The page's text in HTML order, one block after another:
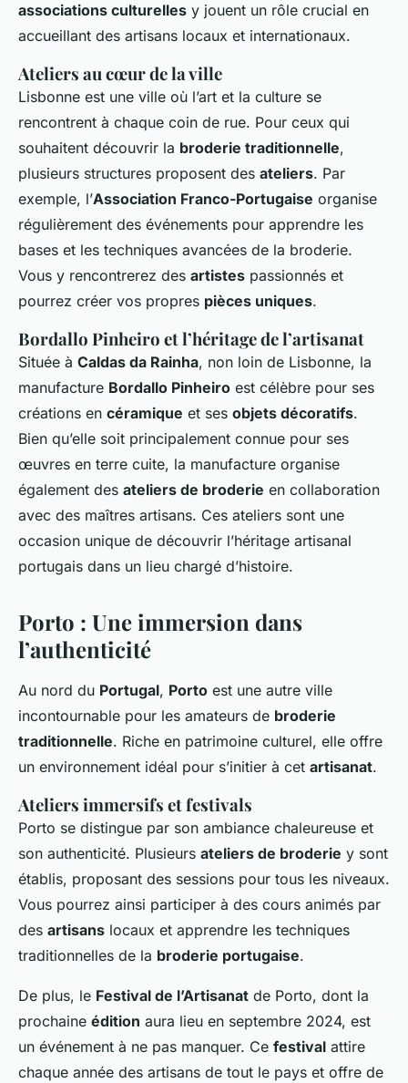
associations culturelles y jouent un rôle crucial en
accueillant des artisans locaux et internationaux.
Ateliers au cœur de la ville
Lisbonne est une ville où l’art et la culture se
rencontrent à chaque coin de rue. Pour ceux qui
souhaitent découvrir la broderie traditionnelle,
plusieurs structures proposent des ateliers. Par
exemple, l’Association Franco-Portugaise organise
régulièrement des événements pour apprendre les
bases et les techniques avancées de la broderie.
Vous y rencontrerez des artistes passionnés et
pourrez créer vos propres pièces uniques.
Bordallo Pinheiro et l’héritage de l’artisanat
Située à Caldas da Rainha, non loin de Lisbonne, la
manufacture Bordallo Pinheiro est célèbre pour ses
créations en céramique et ses objets décoratifs.
Bien qu’elle soit principalement connue pour ses
œuvres en terre cuite, la manufacture organise
également des ateliers de broderie en collaboration
avec des maîtres artisans. Ces ateliers sont une
occasion unique de découvrir l’héritage artisanal
portugais dans un lieu chargé d’histoire.
Porto : Une immersion dans
l’authenticité
Au nord du Portugal, Porto est une autre ville
incontournable pour les amateurs de broderie
traditionnelle. Riche en patrimoine culturel, elle offre
un environnement idéal pour s’initier à cet artisanat.
Ateliers immersifs et festivals
Porto se distingue par son ambiance chaleureuse et
son authenticité. Plusieurs ateliers de broderie y sont
établis, proposant des sessions pour tous les niveaux.
Vous pourrez ainsi participer à des cours animés par
des artisans locaux et apprendre les techniques
traditionnelles de la broderie portugaise.
De plus, le Festival de l’Artisanat de Porto, dont la
prochaine édition aura lieu en septembre 2024, est
un événement à ne pas manquer. Ce festival attire
chaque année des artisans de tout le pays et offre de